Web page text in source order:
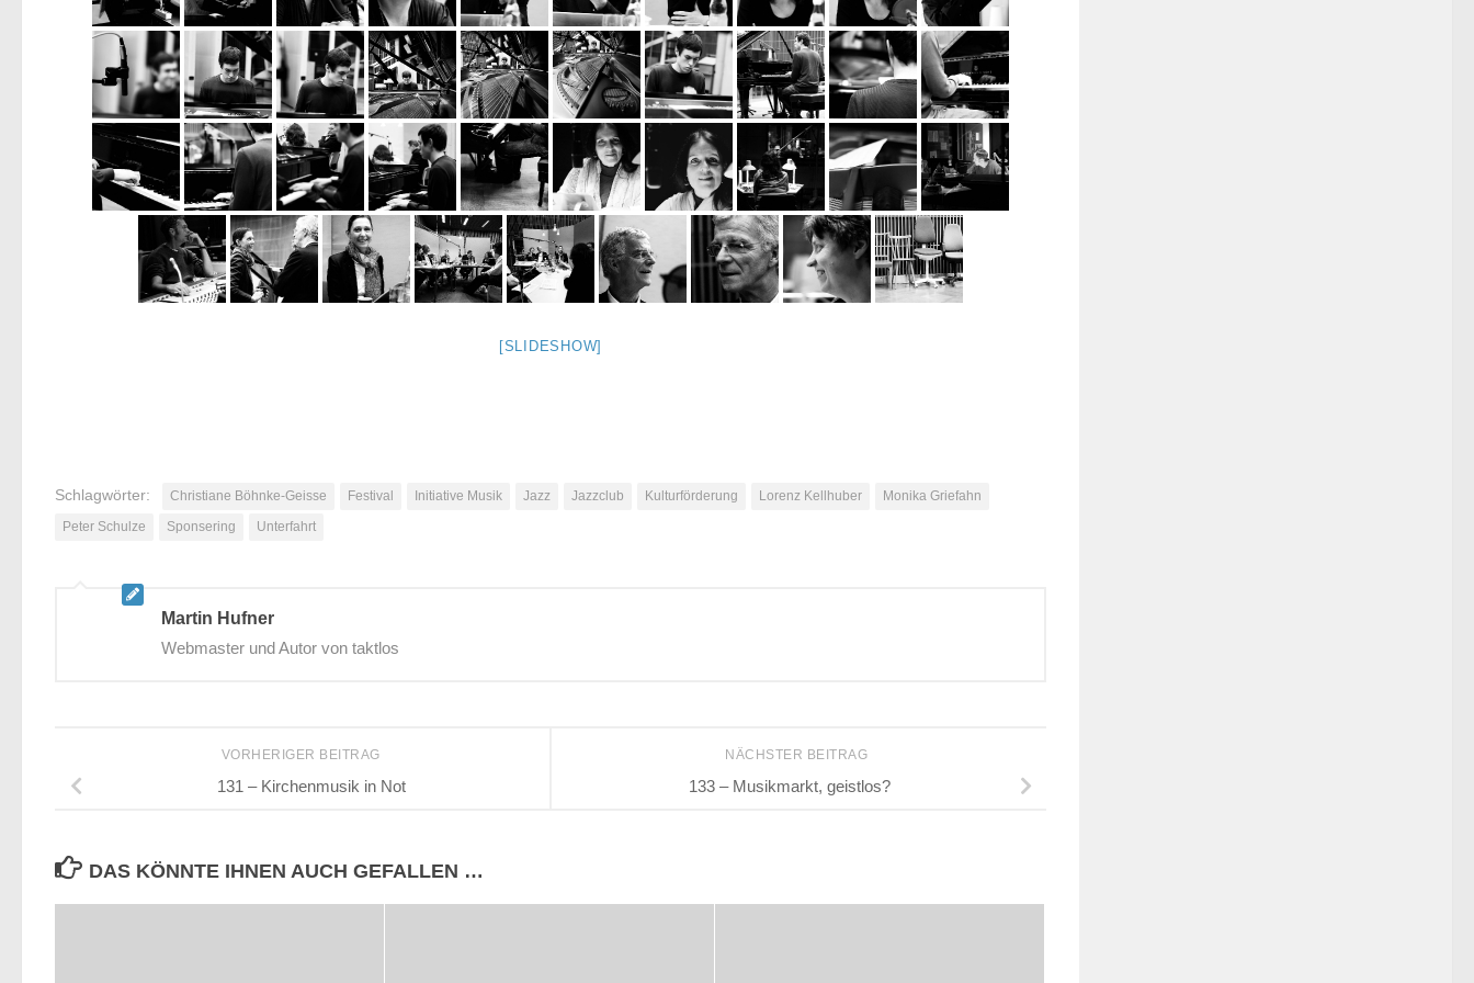
[SLIDESHOW]
Schlagwörter: Christiane Böhnke-Geisse Festival Initiative Musik Jazz Jazzclub Kulturförderung Lorenz Kellhuber
Monika Griefahn
Peter Schulze
Sponsering Unterfahrt
Martin Hufner
Webmaster und Autor von taktlos
NÄCHSTER BEITRAG
133 – Musikmarkt, geistlos?
VORHERIGER BEITRAG
131 – Kirchenmusik in Not
DAS KÖNNTE IHNEN AUCH GEFALLEN …